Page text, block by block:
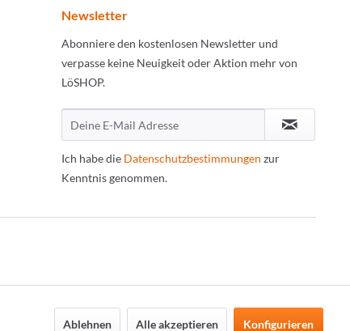
Newsletter
Abonniere den kostenlosen Newsletter und
verpasse keine Neuigkeit oder Aktion mehr von
LöSHOP.
Ich habe die Datenschutzbestimmungen zur
Kenntnis genommen.
Ablehnen Alle akzeptieren Konfigurieren